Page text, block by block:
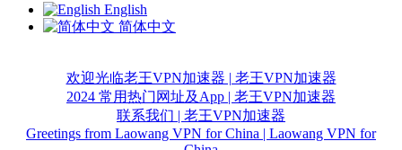
English
简体中文
欢迎光临老王VPN加速器 | 老王VPN加速器
2024 常用热门网址及App | 老王VPN加速器
联系我们 | 老王VPN加速器
Greetings from Laowang VPN for China | Laowang VPN for